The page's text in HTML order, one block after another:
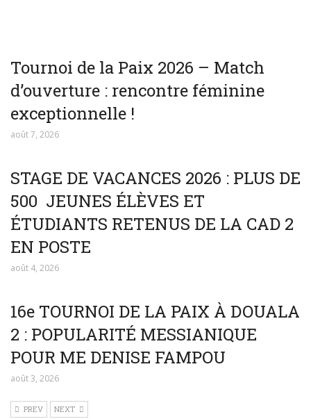
Tournoi de la Paix 2026 – Match
d’ouverture : rencontre féminine
exceptionnelle !
août 7, 2026
STAGE DE VACANCES 2026 : PLUS DE
500 JEUNES ÉLÈVES ET
ÉTUDIANTS RETENUS DE LA CAD 2
EN POSTE
août 4, 2026
16e TOURNOI DE LA PAIX À DOUALA
2 : POPULARITÉ MESSIANIQUE
POUR ME DENISE FAMPOU
août 3, 2026
PREV NEXT